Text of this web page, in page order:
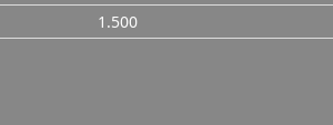
1.500